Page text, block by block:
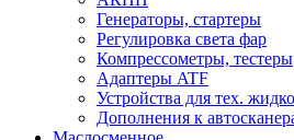
Генераторы, стартеры
Регулировка света фар
Компрессометры, тестеры
Адаптеры ATF
Устройства для тех.
Дополнения к